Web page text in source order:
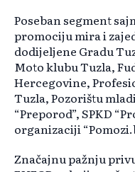
Poseban segment
promociju mira i
dodijeljene Gradu
Moto klubu Tuzla,
Hercegovine,
Tuzla, Pozorištu
“Preporod”, SPKD
organizaciji
Značajnu pažnju